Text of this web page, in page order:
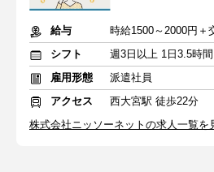
給与
時給1500～2000円＋
シフト
週3日以上 1日3.5時
雇用形態
派遣社員
アクセス
西大宮駅 徒歩22分
株式会社ニッソーネットの求人一覧を